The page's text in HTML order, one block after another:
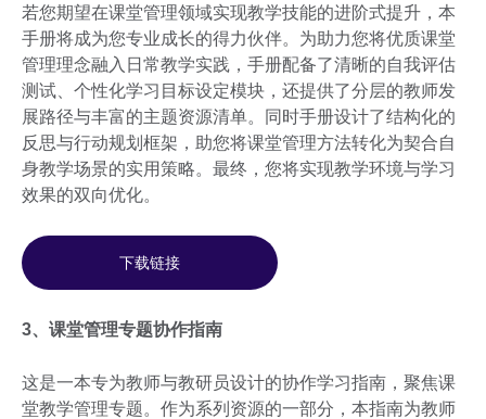
若您期望在课堂管理领域实现教学技能的进阶式提升，本
手册将成为您专业成长的得力伙伴。为助力您将优质课堂
管理理念融入日常教学实践，手册配备了清晰的自我评估
测试、个性化学习目标设定模块，还提供了分层的教师发
展路径与丰富的主题资源清单。同时手册设计了结构化的
反思与行动规划框架，助您将课堂管理方法转化为契合自
身教学场景的实用策略。最终，您将实现教学环境与学习
效果的双向优化。
下载链接
3、课堂管理专题协作指南
这是一本专为教师与教研员设计的协作学习指南，聚焦课
堂教学管理专题。作为系列资源的一部分，本指南为教师